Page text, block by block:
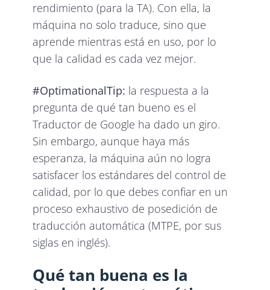
rendimiento (para la TA). Con ella, la
máquina no solo traduce, sino que
aprende mientras está en uso, por lo
que la calidad es cada vez mejor.
#OptimationalTip: la respuesta a la
pregunta de qué tan bueno es el
Traductor de Google ha dado un giro.
Sin embargo, aunque haya más
esperanza, la máquina aún no logra
satisfacer los estándares del control de
calidad, por lo que debes confiar en un
proceso exhaustivo de posedición de
traducción automática (MTPE, por sus
siglas en inglés).
Qué tan buena es la